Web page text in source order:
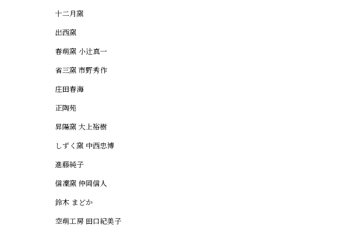
十二月窯
出西窯
春萌窯 小辻真一
省三窯 市野秀作
庄田春海
正陶苑
昇陽窯 大上裕樹
しずく窯 中西忠博
進藤純子
信凜窯 仲岡信人
鈴木 まどか
空萌工房 田口紀美子